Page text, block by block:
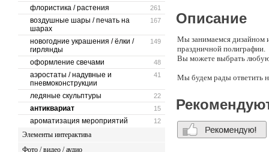
261
флористика / растения
167
воздушные шары / печать на
шарах
149
новогодние украшения / ёлки /
гирлянды
48
оформление свечами
41
аэростаты / надувные и
пневмоконструкции
22
ледяные скульптуры
15
антиквариат
12
ароматизация мероприятий
Элементы интерактива
Фото / видео / аудио
Описание
Мы занимаемся дизайном
праздничной полиграфии.
Вы можете выбрать любую
Мы будем рады ответить